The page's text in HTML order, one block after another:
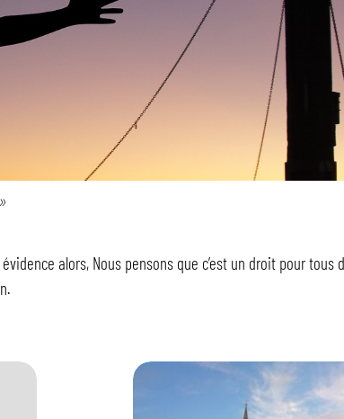
alors, Nous pensons que c’est un droit pour tous